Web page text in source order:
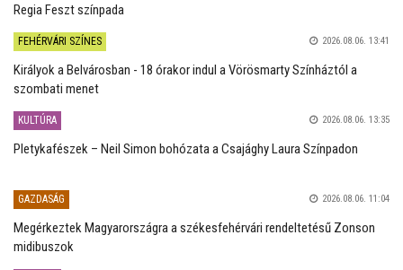
Regia Feszt színpada
FEHÉRVÁRI SZÍNES 2026.08.06. 13:41
Királyok a Belvárosban - 18 órakor indul a Vörösmarty Színháztól a
szombati menet
KULTÚRA 2026.08.06. 13:35
Pletykafészek – Neil Simon bohózata a Csajághy Laura Színpadon
GAZDASÁG 2026.08.06. 11:04
Megérkeztek Magyarországra a székesfehérvári rendeltetésű Zonson
midibuszok